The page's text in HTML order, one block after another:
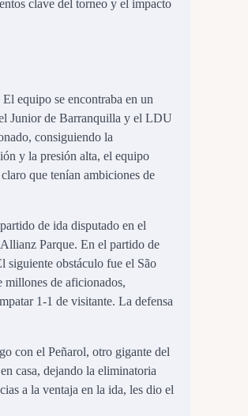
clave del torneo y el impacto
equipo se encontraba en un
Junior de Barranquilla y el LDU
consiguiendo la
y la presión alta, el equipo
que tenían ambiciones de
de ida disputado en el
Parque. En el partido de
siguiente obstáculo fue el São
millones de aficionados,
1-1 de visitante. La defensa
con el Peñarol, otro gigante del
casa, dejando la eliminatoria
a la ventaja en la ida, les dio el